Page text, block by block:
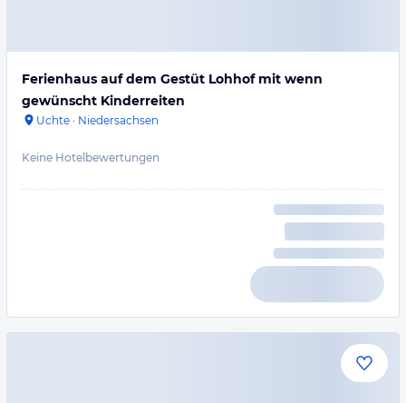
Ferienhaus auf dem Gestüt Lohhof mit wenn
gewünscht Kinderreiten
Uchte · Niedersachsen
Keine Hotelbewertungen